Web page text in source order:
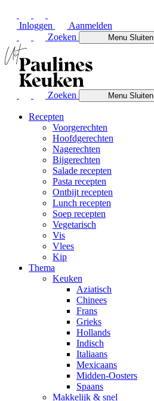
Inloggen
Aanmelden
Zoeken
MenuSluiten
Zoeken MenuSluiten
Recepten
Voorgerechten
Hoofdgerechten
Nagerechten
Bijgerechten
Salade recepten
Pasta recepten
Ontbijt recepten
Lunch recepten
Soep recepten
Vegetarisch
Vis
Vlees
Kip
Thema
Keuken
Aziatisch
Chinees
Frans
Grieks
Hollands
Indisch
Italiaans
Mexicaans
Midden-Oosters
Spaans
Makkelijk & snel